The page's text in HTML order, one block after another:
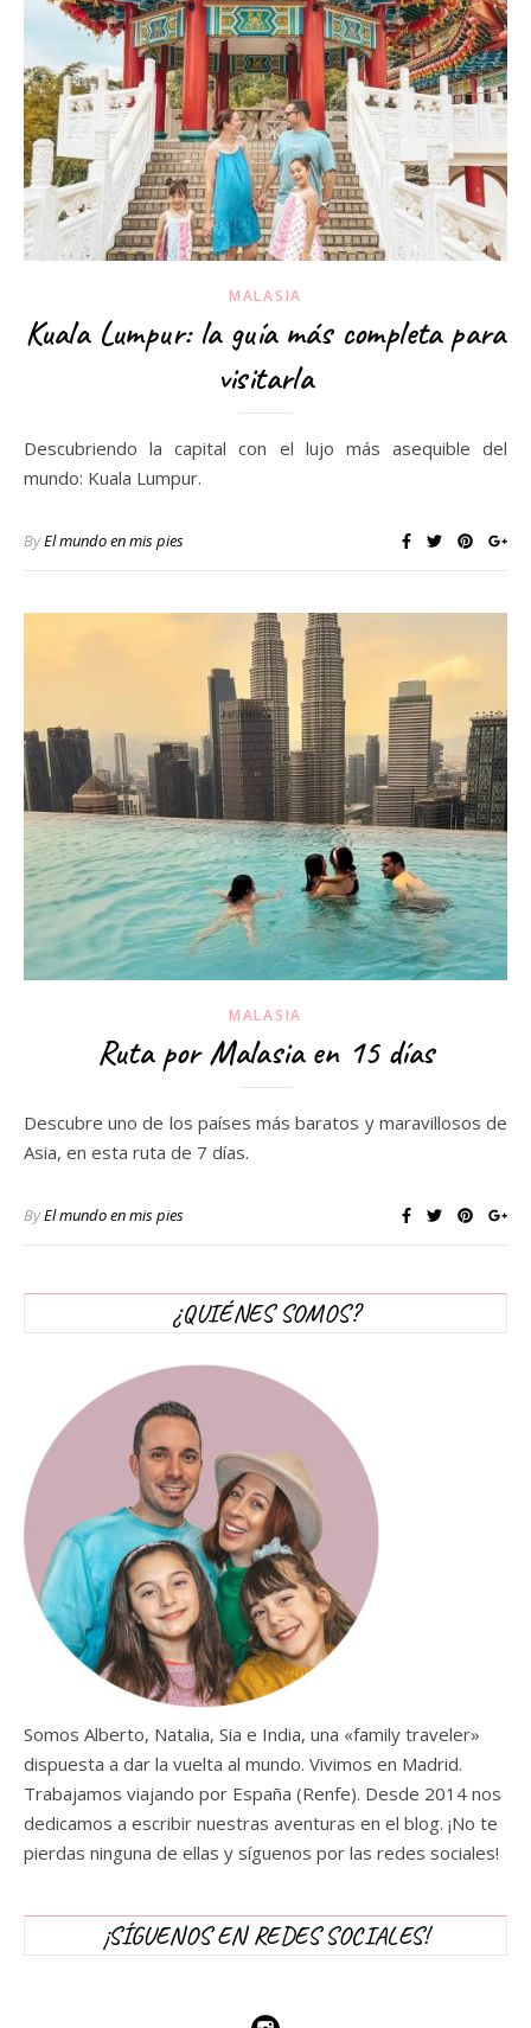
MALASIA
Kuala Lumpur: la guía más completa para
visitarla
Descubriendo la capital con el lujo más asequible del
mundo: Kuala Lumpur.
ByEl mundo en mis pies
MALASIA
Ruta por Malasia en 15 días
Descubre uno de los países más baratos y maravillosos de
Asia, en esta ruta de 7 días.
ByEl mundo en mis pies
¿QUIÉNES SOMOS?
Somos Alberto, Natalia, Sia e India, una «family traveler»
dispuesta a dar la vuelta al mundo. Vivimos en Madrid.
Trabajamos viajando por España (Renfe). Desde 2014 nos
dedicamos a escribir nuestras aventuras en el blog. ¡No te
pierdas ninguna de ellas y síguenos por las redes sociales!
¡SÍGUENOS EN REDES SOCIALES!